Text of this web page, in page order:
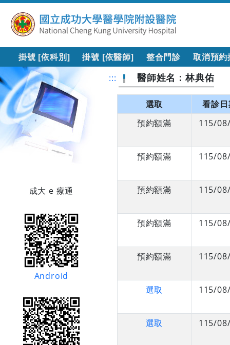
掛號 [依科別] 掛號 [依醫師] 整合門診 取消預約
成大 e 療通
Android
::: 醫師姓名：林典佑
選取 看診
預約額滿
115/
預約額滿
115/
預約額滿
115/
預約額滿
115/
預約額滿
115/
選取
115/
選取
115/